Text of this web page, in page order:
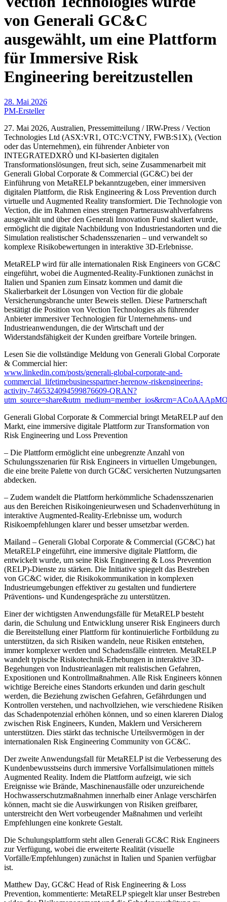
von Generali GC&C
ausgewählt, um eine Plattform
für Immersive Risk
Engineering bereitzustellen
28. Mai 2026
PM-Ersteller
27. Mai 2026, Australien, Pressemitteilung / IRW-Press / Vection
Technologies Ltd (ASX:VR1, OTC:VCTNY, FWB:S1X), (Vection
oder das Unternehmen), ein führender Anbieter von
INTEGRATEDXRÒ und KI-basierten digitalen
Transformationslösungen, freut sich, seine Zusammenarbeit mit
Generali Global Corporate & Commercial (GC&C) bei der
Einführung von MetaRELP bekanntzugeben, einer immersiven
digitalen Plattform, die Risk Engineering & Loss Prevention durch
virtuelle und Augmented Reality transformiert. Die Technologie von
Vection, die im Rahmen eines strengen Partnerauswahlverfahrens
ausgewählt und über den Generali Innovation Fund skaliert wurde,
ermöglicht die digitale Nachbildung von Industriestandorten und die
Simulation realistischer Schadensszenarien – und verwandelt so
komplexe Risikobewertungen in interaktive 3D-Erlebnisse.
MetaRELP wird für alle internationalen Risk Engineers von GC&C
eingeführt, wobei die Augmented-Reality-Funktionen zunächst in
Italien und Spanien zum Einsatz kommen und damit die
Skalierbarkeit der Lösungen von Vection für die globale
Versicherungsbranche unter Beweis stellen. Diese Partnerschaft
bestätigt die Position von Vection Technologies als führender
Anbieter immersiver Technologien für Unternehmens- und
Industrieanwendungen, die der Wirtschaft und der
Widerstandsfähigkeit der Kunden greifbare Vorteile bringen.
Lesen Sie die vollständige Meldung von Generali Global Corporate
& Commercial hier:
www.linkedin.com/posts/generali-global-corporate-and-
commercial_lifetimebusinesspartner-herenow-riskengineering-
activity-7465324094599876609-QRAN?
Generali Global Corporate & Commercial bringt MetaRELP auf den
Markt, eine immersive digitale Plattform zur Transformation von
Risk Engineering und Loss Prevention
– Die Plattform ermöglicht eine unbegrenzte Anzahl von
Schulungsszenarien für Risk Engineers in virtuellen Umgebungen,
die eine breite Palette von durch GC&C versicherten Nutzungsarten
abdecken.
– Zudem wandelt die Plattform herkömmliche Schadensszenarien
aus den Bereichen Risikoingenieurwesen und Schadenverhütung in
interaktive Augmented-Reality-Erlebnisse um, wodurch
Risikoempfehlungen klarer und besser umsetzbar werden.
Mailand – Generali Global Corporate & Commercial (GC&C) hat
MetaRELP eingeführt, eine immersive digitale Plattform, die
entwickelt wurde, um seine Risk Engineering & Loss Prevention
(RELP)-Dienste zu stärken. Die Initiative spiegelt das Bestreben
von GC&C wider, die Risikokommunikation in komplexen
Industrieumgebungen effektiver zu gestalten und fundiertere
Präventions- und Kundengespräche zu unterstützen.
Einer der wichtigsten Anwendungsfälle für MetaRELP besteht
darin, die Schulung und Entwicklung unserer Risk Engineers durch
die Bereitstellung einer Plattform für kontinuierliche Fortbildung zu
unterstützen, da sich Risiken wandeln, neue Risiken entstehen,
immer komplexer werden und Schadensfälle eintreten. MetaRELP
wandelt typische Risikotechnik-Erhebungen in interaktive 3D-
Begehungen von Industrieanlagen mit realistischen Gefahren,
Expositionen und Kontrollmaßnahmen. Alle Risk Engineers können
wichtige Bereiche eines Standorts erkunden und darin geschult
werden, die Beziehung zwischen Gefahren, Gefährdungen und
Kontrollen verstehen, und nachvollziehen, wie verschiedene Risiken
das Schadenpotenzial erhöhen können, und so einen klareren Dialog
zwischen Risk Engineers, Kunden, Maklern und Versicherern
unterstützen. Dies stärkt das technische Urteilsvermögen in der
internationalen Risk Engineering Community von GC&C.
Der zweite Anwendungsfall für MetaRELP ist die Verbesserung des
Kundenbewusstseins durch immersive Vorfallsimulationen mittels
Augmented Reality. Indem die Plattform aufzeigt, wie sich
Ereignisse wie Brände, Maschinenausfälle oder unzureichende
Hochwasserschutzmaßnahmen innerhalb einer Anlage verschärfen
können, macht sie die Auswirkungen von Risiken greifbarer,
unterstreicht den Wert vorbeugender Maßnahmen und verleiht
Empfehlungen eine konkrete Gestalt.
Die Schulungsplattform steht allen Generali GC&C Risk Engineers
zur Verfügung, wobei die erweiterte Realität (visuelle
Vorfälle/Empfehlungen) zunächst in Italien und Spanien verfügbar
ist.
Matthew Day, GC&C Head of Risk Engineering & Loss
Prevention, kommentierte: MetaRELP spiegelt klar unser Bestreben